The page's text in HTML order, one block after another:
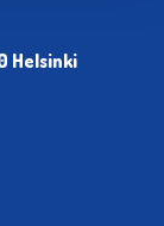
Helsinki